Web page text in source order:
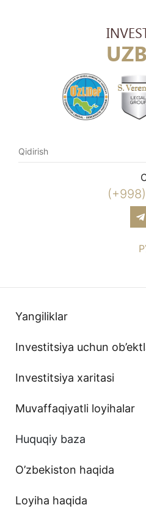
(+998)
Yangiliklar
Investitsiya uchun
Investitsiya xaritasi
Muvaffaqiyatli loyihalar
Huquqiy baza
O’zbekiston haqida
Loyiha haqida